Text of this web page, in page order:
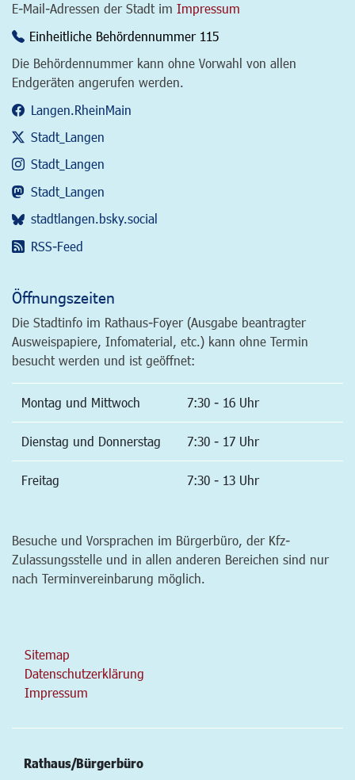
E-Mail-Adressen der Stadt im Impressum
Einheitliche Behördennummer 115
Die Behördennummer kann ohne Vorwahl von allen
Endgeräten angerufen werden.
Langen.RheinMain
Stadt_Langen
Stadt_Langen
Stadt_Langen
stadtlangen.bsky.social
RSS-Feed
Öffnungszeiten
Die Stadtinfo im Rathaus-Foyer (Ausgabe beantragter
Ausweispapiere, Infomaterial, etc.) kann ohne Termin
besucht werden und ist geöffnet:
Montag und Mittwoch 7:30 - 16 Uhr
Dienstag und Donnerstag 7:30 - 17 Uhr
Freitag 7:30 - 13 Uhr
Besuche und Vorsprachen im Bürgerbüro, der Kfz-
Zulassungsstelle und in allen anderen Bereichen sind nur
nach Terminvereinbarung möglich.
Sitemap
Datenschutzerklärung
Impressum
Rathaus/Bürgerbüro